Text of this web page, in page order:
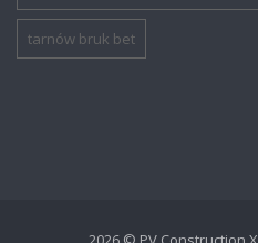
tarnów bruk bet